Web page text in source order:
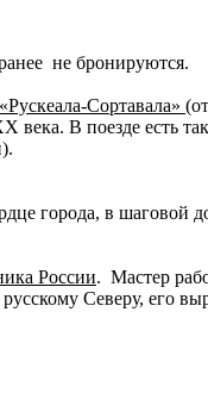
не бронируются.
Сортавала»
века. В поезде есть
города, в шаговой
России. Мастер
Северу, его